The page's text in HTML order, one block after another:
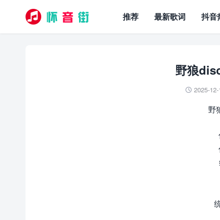
推荐 最新歌词 抖音
野狼
 2025-
野